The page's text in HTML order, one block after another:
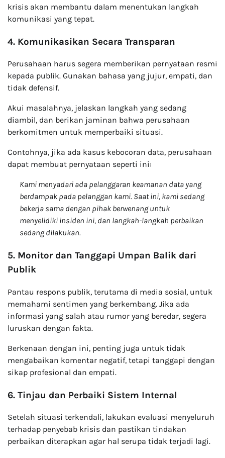
krisis akan membantu dalam menentukan langkah
komunikasi yang tepat.
4. Komunikasikan Secara Transparan
Perusahaan harus segera memberikan pernyataan resmi
kepada publik. Gunakan bahasa yang jujur, empati, dan
tidak defensif.
Akui masalahnya, jelaskan langkah yang sedang
diambil, dan berikan jaminan bahwa perusahaan
berkomitmen untuk memperbaiki situasi.
Contohnya, jika ada kasus kebocoran data, perusahaan
dapat membuat pernyataan seperti ini:
Kami menyadari ada pelanggaran keamanan data yang
berdampak pada pelanggan kami. Saat ini, kami sedang
bekerja sama dengan pihak berwenang untuk
menyelidiki insiden ini, dan langkah-langkah perbaikan
sedang dilakukan.
5. Monitor dan Tanggapi Umpan Balik dari
Publik
Pantau respons publik, terutama di media sosial, untuk
memahami sentimen yang berkembang. Jika ada
informasi yang salah atau rumor yang beredar, segera
luruskan dengan fakta.
Berkenaan dengan ini, penting juga untuk tidak
mengabaikan komentar negatif, tetapi tanggapi dengan
sikap profesional dan empati.
6. Tinjau dan Perbaiki Sistem Internal
Setelah situasi terkendali, lakukan evaluasi menyeluruh
terhadap penyebab krisis dan pastikan tindakan
perbaikan diterapkan agar hal serupa tidak terjadi lagi.